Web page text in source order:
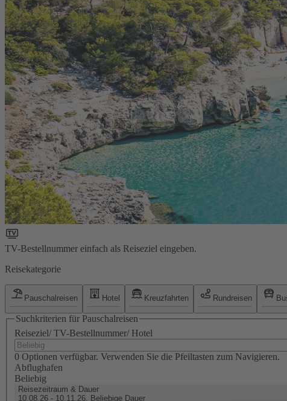
TV-Bestellnummer einfach als Reiseziel eingeben.
Reisekategorie
Pauschalreisen Hotel Kreuzfahrten Rundreisen
Suchkriterien für Pauschalreisen
Reiseziel/ TV-Bestellnummer/ Hotel
0 Optionen verfügbar. Verwenden Sie die Pfeiltasten zum Navigieren.
Abflughafen
Beliebig
Reisezeitraum & Dauer
10.08.26 - 10.11.26, Beliebige Dauer